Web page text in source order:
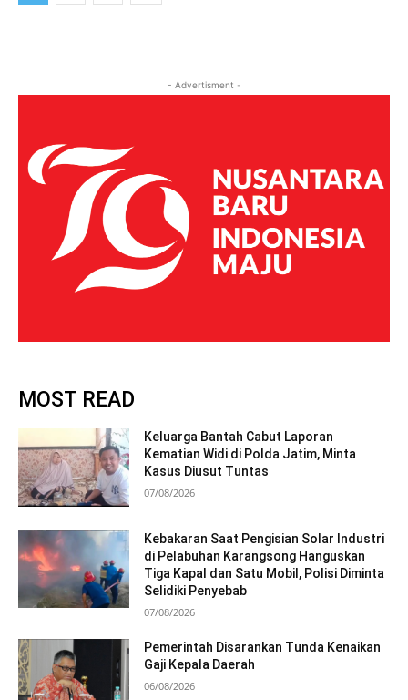
- Advertisment -
MOST READ
Keluarga Bantah Cabut Laporan
Kematian Widi di Polda Jatim, Minta
Kasus Diusut Tuntas
07/08/2026
Kebakaran Saat Pengisian Solar Industri
di Pelabuhan Karangsong Hanguskan
Tiga Kapal dan Satu Mobil, Polisi Diminta
Selidiki Penyebab
07/08/2026
Pemerintah Disarankan Tunda Kenaikan
Gaji Kepala Daerah
06/08/2026